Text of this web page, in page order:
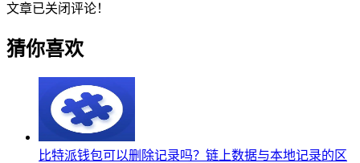
文章已关闭评论！
猜你喜欢
比特派钱包可以删除记录吗？链上数据与本地记录的区